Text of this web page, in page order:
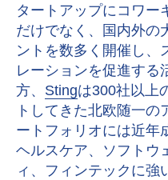
タートアップにコワー
だけでなく、国内外の
ントを数多く開催し、
レーションを促進する
方、 Stingは300社以上
トしてきた北欧随一
ートフォリオには近年
ヘルスケア、ソフトウ
ィ、フィンテックに強